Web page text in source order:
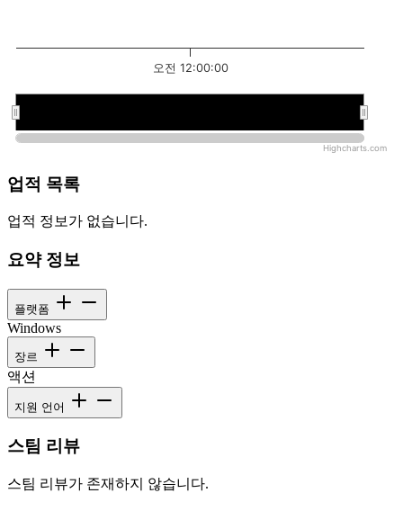
오전 12:00:00
Highcharts.com
업적 목록
업적 정보가 없습니다.
요약 정보
플랫폼
Windows
장르
액션
지원 언어
스팀 리뷰
스팀 리뷰가 존재하지 않습니다.